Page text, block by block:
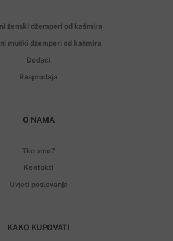
ženski džemperi od kašmira
muški džemperi od kašmira
Dodaci
Rasprodaja
O NAMA
Tko smo?
Kontakti
Uvjeti poslovanja
KAKO KUPOVATI